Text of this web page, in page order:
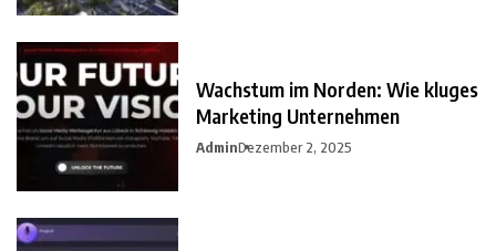
Wachstum im Norden: Wie kluges
Marketing Unternehmen
AdminDezember 2, 2025